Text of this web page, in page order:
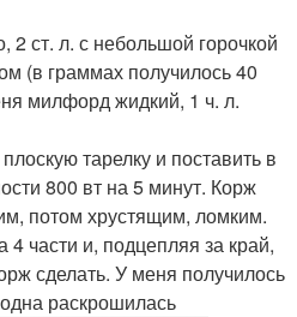
ст. л. с небольшой горочкой
(в граммах получилось 40
милфорд жидкий, 1 ч. л.
тарелку и поставить в
800 вт на 5 минут. Корж
потом хрустящим, ломким.
4 части и, подцепляя за край,
сделать. У меня получилось
раскрошилась